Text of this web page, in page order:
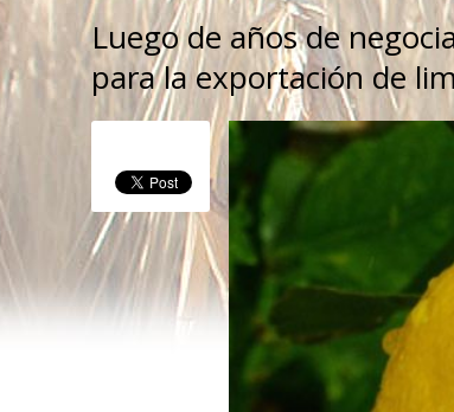
Luego de años de
para la exportación de